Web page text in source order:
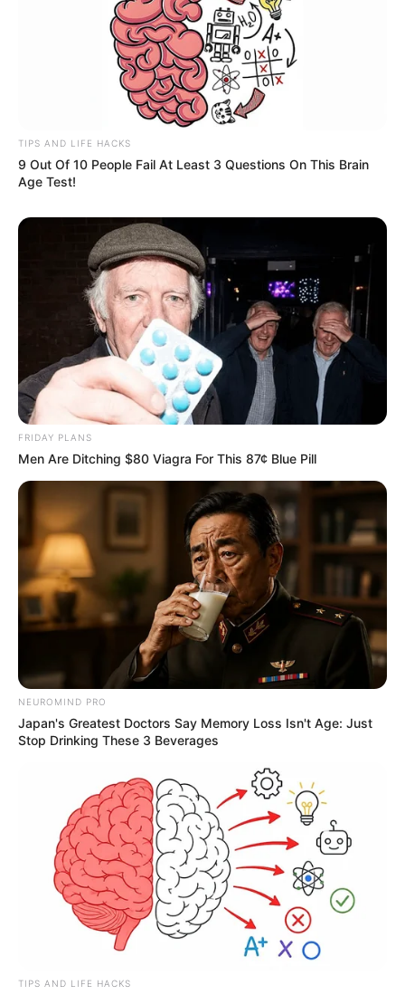
TIPS AND LIFE HACKS
9 Out Of 10 People Fail At Least 3 Questions On This Brain
Age Test!
FRIDAY PLANS
Men Are Ditching $80 Viagra For This 87¢ Blue Pill
NEUROMIND PRO
Japan's Greatest Doctors Say Memory Loss Isn't Age: Just
Stop Drinking These 3 Beverages
TIPS AND LIFE HACKS